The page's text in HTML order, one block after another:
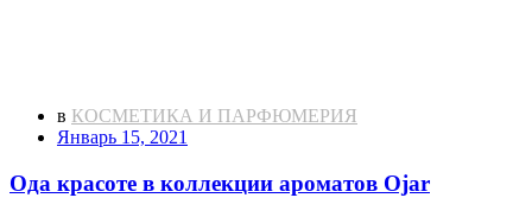
в КОСМЕТИКА И ПАРФЮМЕРИЯ
Январь 15, 2021
Ода красоте в коллекции ароматов Ojar